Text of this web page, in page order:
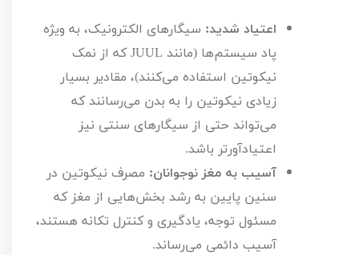
اعتیاد شدید: سیگارهای الکترونیک، به ویژه
پاد سیستم‌ها (مانند JUULکه از نمک
نیکوتین استفاده می‌کنند)، مقادیر بسیار
زیادی نیکوتین را به بدن می‌رسانند که
می‌تواند حتی از سیگارهای سنتی نیز
اعتیادآورتر باشد.
آسیب به مغز نوجوانان: مصرف نیکوتین در
سنین پایین به رشد بخش‌هایی از مغز که
مسئول توجه، یادگیری و کنترل تکانه هستند،
آسیب دائمی می‌رساند.